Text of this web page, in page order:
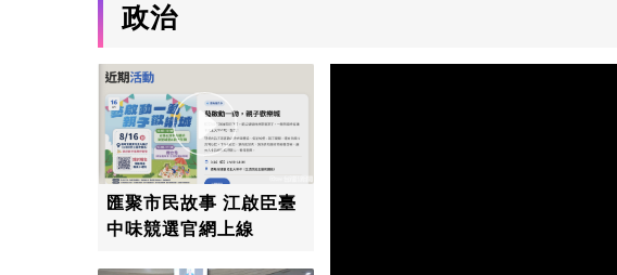
政治
匯聚市民故事 江啟臣臺
中味競選官網上線